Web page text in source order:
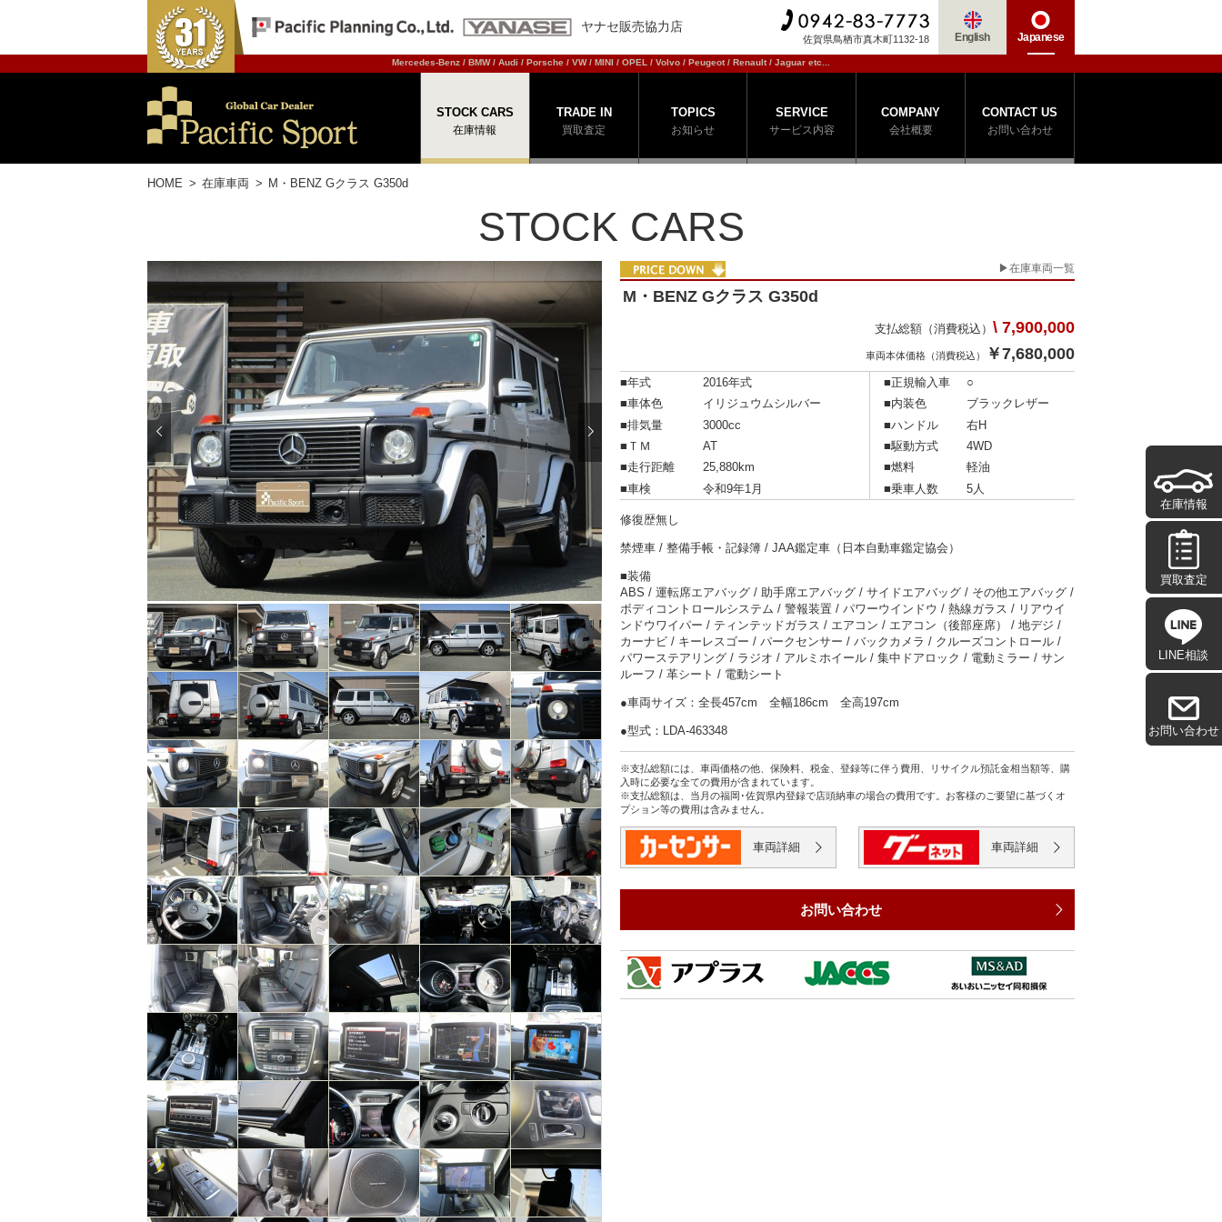
ヤナセ販売協力店
佐賀県鳥栖市真木町1132-18 English Japanese
Mercedes-Benz / BMW / Audi / Porsche / VW / MINI / OPEL / Volvo / Peugeot / Renault / Jaguar etc...
STOCK CARS
在庫情報
TRADE IN
買取査定
TOPICS
お知らせ
SERVICE
サービス内容
COMPANY
会社概要
CONTACT US
お問い合わせ
HOME 在庫車両 M・BENZ Gクラス G350d
STOCK CARS
在庫車両一覧
M・BENZ Gクラス G350d
支払総額（消費税込） \ 7,900,000
車両本体価格（消費税込） ￥7,680,000
■年式
2016年式
■車体色
イリジュウムシルバー
■排気量
3000cc
■ＴＭ
AT
■走行距離
25,880km
■車検
令和9年1月
■正規輸入車
○
■内装色
ブラックレザー
■ハンドル
右H
■駆動方式
4WD
■燃料
軽油
■乗車人数
5人
修復歴無し
禁煙車 整備手帳・記録簿 JAA鑑定車（日本自動車鑑定協会）
■装備
ABS
運転席エアバッグ 助手席エアバッグ サイドエアバッグ
その他エアバッグ
ボディコントロールシステム
警報装置 パワーウインドウ 熱線ガラス
リアウイ
ンドウワイパー
ティンテッドガラス エアコン エアコン（後部座席）
地デジ
カーナビ
キーレスゴー パークセンサー バックカメラ
クルーズコントロール
パワーステアリング
ラジオ アルミホイール 集中ドアロック 電動ミラー
サン
ルーフ
革シート 電動シート
●車両サイズ： 全長457cm 全幅186cm 全高197cm
●型式：LDA-463348
※支払総額には、車両価格の他、保険料、税金、登録等に伴う費用、リサイクル預託金相当額等、購
入時に必要な全ての費用が含まれています。
※支払総額は、当月の福岡･佐賀県内登録で店頭納車の場合の費用です。お客様のご要望に基づくオ
プション等の費用は含みません。
車両詳細 車両詳細
お問い合わせ
在庫情報
買取査定
LINE相談
お問い合わせ